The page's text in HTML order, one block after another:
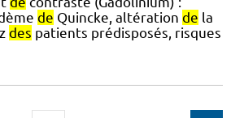
de Quincke, altération de la
des patients prédisposés, risques